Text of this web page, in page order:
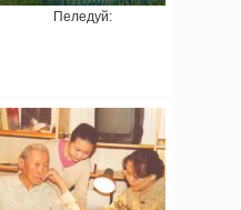
Пеледуй: